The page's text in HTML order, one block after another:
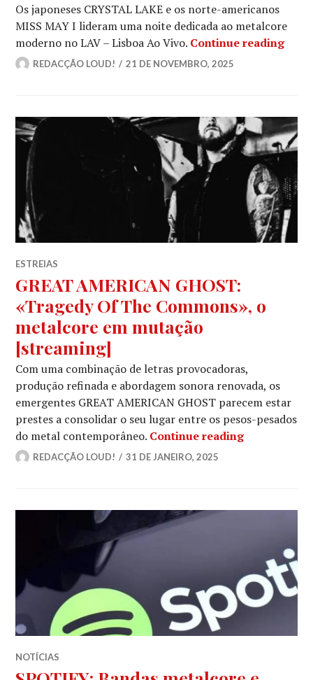
Os japoneses CRYSTAL LAKE e os norte-americanos
MISS MAY I lideram uma noite dedicada ao metalcore
moderno no LAV – Lisboa Ao Vivo. Continue reading
REDACÇÃO LOUD! 21 DE NOVEMBRO, 2025
ESTREIAS
GREAT AMERICAN GHOST:
«Tragedy Of The Commons», o
metalcore em mutação
[streaming]
Com uma combinação de letras provocadoras,
produção refinada e abordagem sonora renovada, os
emergentes GREAT AMERICAN GHOST parecem estar
prestes a consolidar o seu lugar entre os pesos-pesados
do metal contemporâneo. Continue readingGREAT
REDACÇÃO LOUD! 31 DE JANEIRO, 2025
NOTÍCIAS